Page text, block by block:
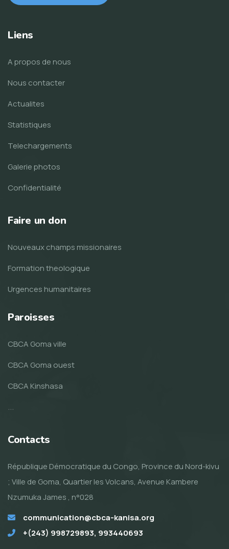
Liens
A propos de nous
Nous contacter
Actualites
Statistiques
Telechargements
Galerie photos
Confidentialité
Faire un don
Nouveaux champs missionaires
Formation theologique
Urgences humanitaires
Paroisses
CBCA Goma ville
CBCA Goma ouest
CBCA Kinshasa
...
Contacts
République Démocratique du Congo, Province du Nord-kivu
; Ville de Goma, Quartier les Volcans, Avenue Kambere
Nzumuka James , n°028
communication@cbca-kanisa.org
+(243) 998729893, 993440693